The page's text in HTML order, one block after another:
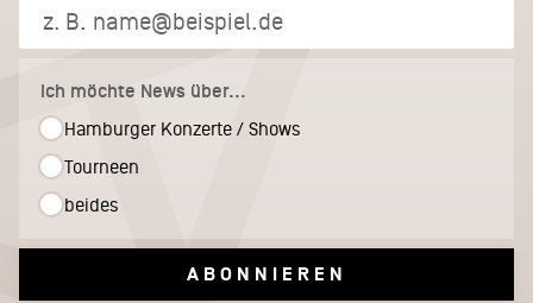
Ich möchte News über...
Hamburger Konzerte / Shows
Tourneen
beides
ABONNIEREN